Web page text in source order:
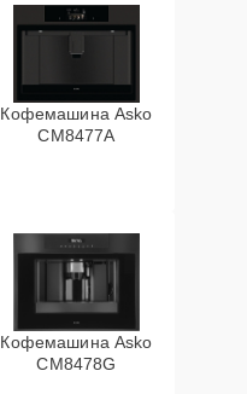
Кофемашина Asko
CM8477A
Кофемашина Asko
CM8478G